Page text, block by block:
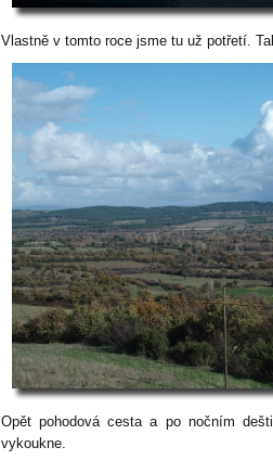
Vlastně v tomto roce jsme tu už potřetí.
Opět pohodová cesta a po nočním
vykoukne.